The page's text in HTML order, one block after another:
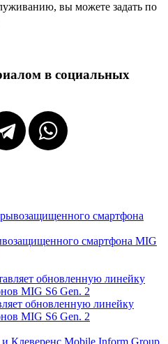
вы можете задать по
в социальных
смартфона MIG
обновленную линейку
MIG S6 Gen. 2
Mobile Inform Group